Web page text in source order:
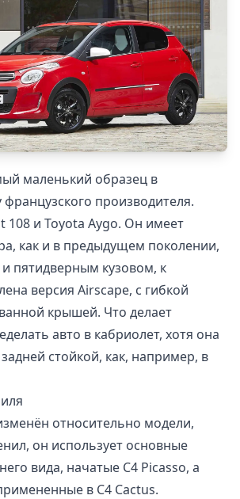
маленький образец в
производителя.
108 и Toyota Aygo. Он имеет
как и в предыдущем поколении,
и пятидверным кузовом, к
версия Airscape, с гибкой
крышей. Что делает
авто в кабриолет, хотя она
стойкой, как, например, в
относительно модели,
он использует основные
вида, начатые C4 Picasso, а
в C4 Cactus.